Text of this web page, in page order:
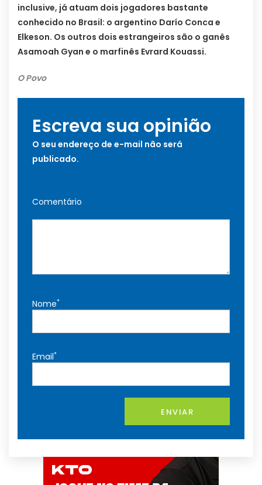
inclusive, já atuam dois jogadores bastante
conhecido no Brasil: o argentino Darío Conca e
Elkeson. Os outros dois estrangeiros são o ganês
Asamoah Gyan e o marfinês Evrard Kouassi.
O Povo
Escreva sua opinião
O seu endereço de e-mail não será
publicado.
Comentário
Nome*
Email*
ENVIAR